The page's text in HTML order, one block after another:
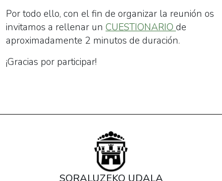
Por todo ello, con el fin de organizar la reunión os
invitamos a rellenar un CUESTIONARIOde
aproximadamente 2 minutos de duración.
¡Gracias por participar!
SORALUZEKO UDALA